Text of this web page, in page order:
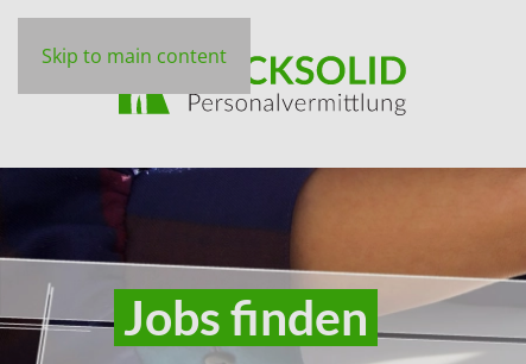
Skip to main content
Jobs finden